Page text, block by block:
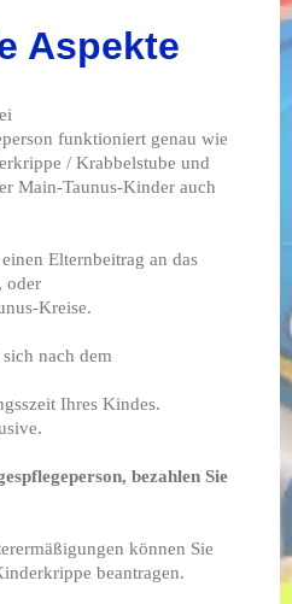
Aspekte
funktioniert genau wie
/ Krabbelstube und
Main-Taunus-Kinder auch
Elternbeitrag an das
oder
Kreise.
nach dem
Ihres Kindes.
bezahlen Sie
können Sie
beantragen.